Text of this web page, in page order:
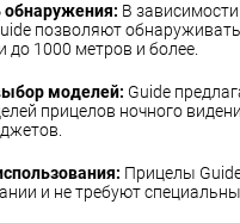
обнаружения: В
позволяют
до 1000 метров и более.
моделей: Guide
прицелов ночного
Прицелы
и не требуют